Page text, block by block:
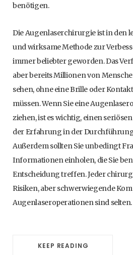
benötigen.
Die Augenlaserchirurgie ist in den
und wirksame Methode zur
immer beliebter geworden. Das
aber bereits Millionen von
sehen, ohne eine Brille oder
müssen. Wenn Sie eine
ziehen, ist es wichtig, einen
der Erfahrung in der
Außerdem sollten Sie unbedingt
Informationen einholen, die Sie
Entscheidung treffen. Jeder
Risiken, aber schwerwiegende
Augenlaseroperationen sind selten.
KEEP READING